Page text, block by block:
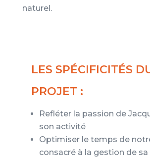
naturel.
LES SPÉCIFICITÉS
PROJET :
Refléter la passion de
son activité
Optimiser le temps de
consacré à la gestion de sa